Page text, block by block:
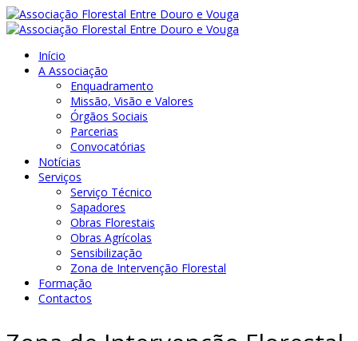
Início
A Associação
Enquadramento
Missão, Visão e Valores
Órgãos Sociais
Parcerias
Convocatórias
Notícias
Serviços
Serviço Técnico
Sapadores
Obras Florestais
Obras Agrícolas
Sensibilização
Zona de Intervenção Florestal
Formação
Contactos